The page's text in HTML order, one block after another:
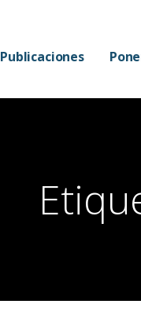
Publicaciones